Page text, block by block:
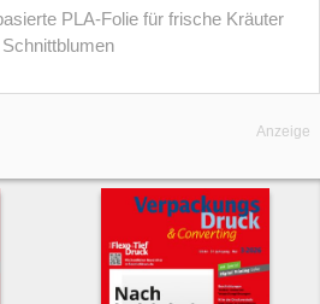
PLA-Folie für frische Kräuter
Schnittblumen
Anzeige